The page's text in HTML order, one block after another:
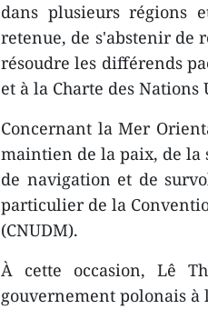
dans plusieurs régions
retenue, de s'abstenir de
résoudre les différends
et à la Charte des Nations
Concernant la Mer
maintien de la paix, de la
de navigation et de
particulier de la
(CNUDM).
À cette occasion, Lê
gouvernement polonais